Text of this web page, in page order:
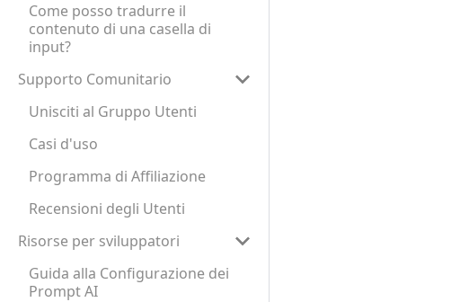
Come posso tradurre il
contenuto di una casella di
input?
Supporto Comunitario
Unisciti al Gruppo Utenti
Casi d'uso
Programma di Affiliazione
Recensioni degli Utenti
Risorse per sviluppatori
Guida alla Configurazione dei
Prompt AI